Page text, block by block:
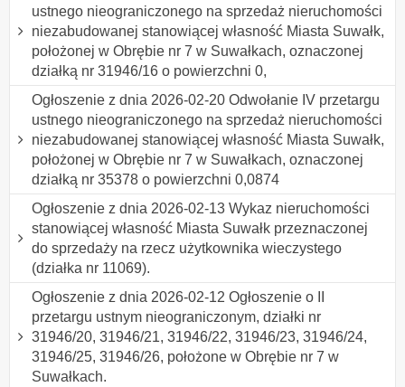
ustnego nieograniczonego na sprzedaż nieruchomości
niezabudowanej stanowiącej własność Miasta Suwałk,
położonej w Obrębie nr 7 w Suwałkach, oznaczonej
działką nr 31946/16 o powierzchni 0,
Ogłoszenie z dnia 2026-02-20 Odwołanie IV przetargu
ustnego nieograniczonego na sprzedaż nieruchomości
niezabudowanej stanowiącej własność Miasta Suwałk,
położonej w Obrębie nr 7 w Suwałkach, oznaczonej
działką nr 35378 o powierzchni 0,0874
Ogłoszenie z dnia 2026-02-13 Wykaz nieruchomości
stanowiącej własność Miasta Suwałk przeznaczonej
do sprzedaży na rzecz użytkownika wieczystego
(działka nr 11069).
Ogłoszenie z dnia 2026-02-12 Ogłoszenie o II
przetargu ustnym nieograniczonym, działki nr
31946/20, 31946/21, 31946/22, 31946/23, 31946/24,
31946/25, 31946/26, położone w Obrębie nr 7 w
Suwałkach.